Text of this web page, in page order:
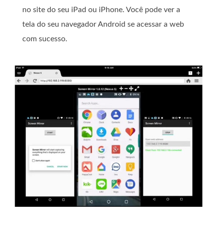
no site do seu iPad ou iPhone. Você pode ver a
tela do seu navegador Android se acessar a web
com sucesso.